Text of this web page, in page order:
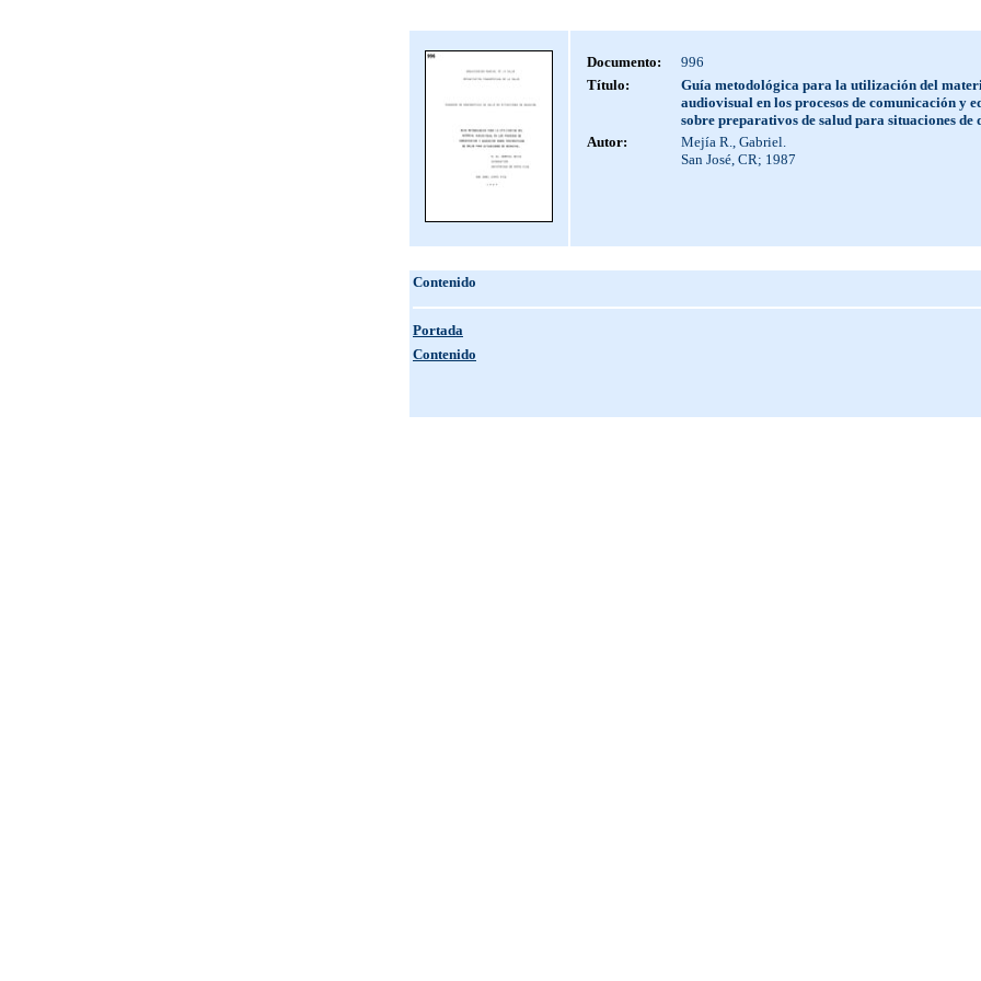
Documento:
996
Título:
Guía metodológica para la utilización del
audiovisual en los procesos de comunicación y
sobre preparativos de salud para situaciones de
Autor:
Mejía R., Gabriel.
San José, CR; 1987
Contenido
Portada
Contenido